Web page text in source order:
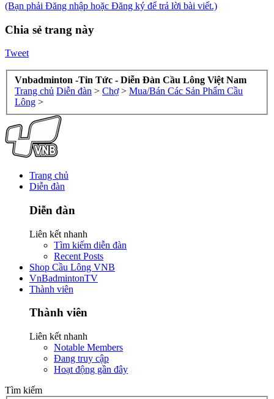
(Bạn phải Đăng nhập hoặc Đăng ký để trả lời bài viết.)
Chia sẻ trang này
Tweet
Vnbadminton -Tin Tức - Diễn Đàn Cầu Lông Việt Nam
Trang chủ Diễn đàn > Chợ > Mua/Bán Các Sản Phẩm Cầu
Lông >
Trang chủ
Diễn đàn
Diễn đàn
Liên kết nhanh
Tìm kiếm diễn đàn
Recent Posts
Shop Cầu Lông VNB
VnBadmintonTV
Thành viên
Thành viên
Liên kết nhanh
Notable Members
Đang truy cập
Hoạt động gần đây
Tìm kiếm